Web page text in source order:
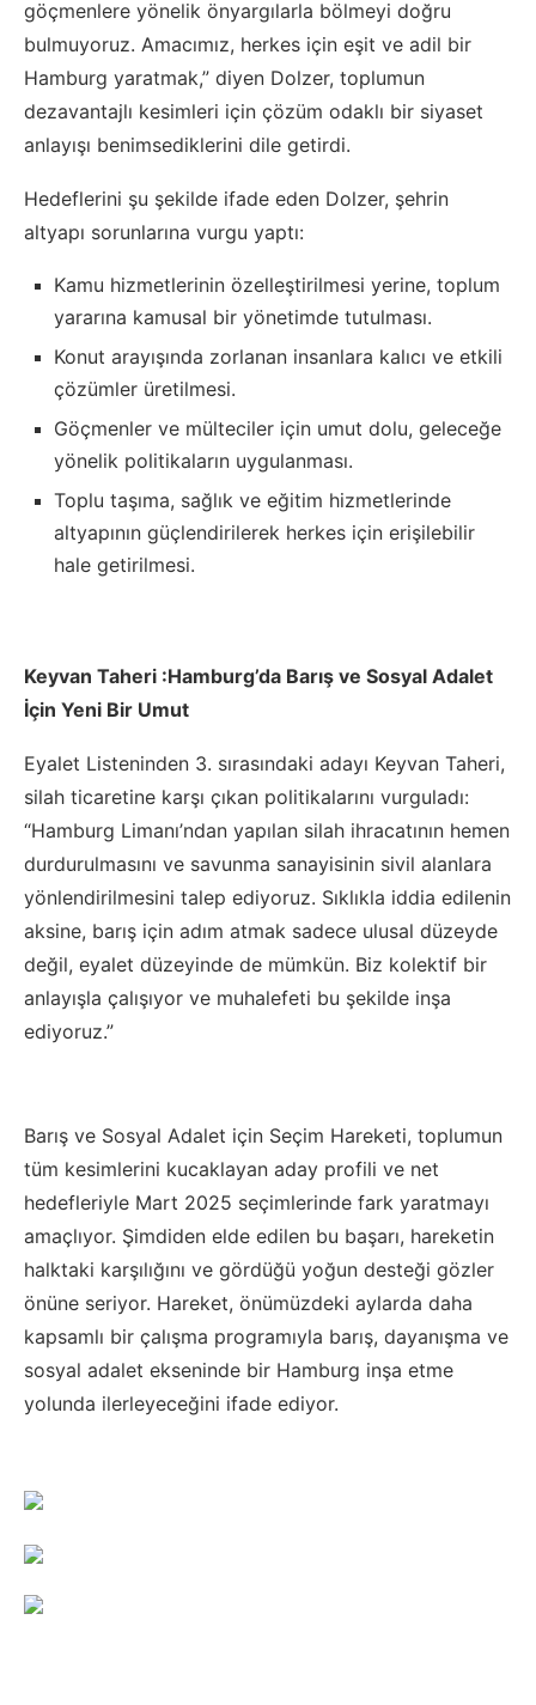
göçmenlere yönelik önyargılarla bölmeyi doğru
bulmuyoruz. Amacımız, herkes için eşit ve adil bir
Hamburg yaratmak,” diyen Dolzer, toplumun
dezavantajlı kesimleri için çözüm odaklı bir siyaset
anlayışı benimsediklerini dile getirdi.
Hedeflerini şu şekilde ifade eden Dolzer, şehrin
altyapı sorunlarına vurgu yaptı:
Kamu hizmetlerinin özelleştirilmesi yerine, toplum
yararına kamusal bir yönetimde tutulması.
Konut arayışında zorlanan insanlara kalıcı ve etkili
çözümler üretilmesi.
Göçmenler ve mülteciler için umut dolu, geleceğe
yönelik politikaların uygulanması.
Toplu taşıma, sağlık ve eğitim hizmetlerinde
altyapının güçlendirilerek herkes için erişilebilir
hale getirilmesi.
Keyvan Taheri :Hamburg’da Barış ve Sosyal Adalet
İçin Yeni Bir Umut
Eyalet Listeninden 3. sırasındaki adayı Keyvan Taheri,
silah ticaretine karşı çıkan politikalarını vurguladı:
“Hamburg Limanı’ndan yapılan silah ihracatının hemen
durdurulmasını ve savunma sanayisinin sivil alanlara
yönlendirilmesini talep ediyoruz. Sıklıkla iddia edilenin
aksine, barış için adım atmak sadece ulusal düzeyde
değil, eyalet düzeyinde de mümkün. Biz kolektif bir
anlayışla çalışıyor ve muhalefeti bu şekilde inşa
ediyoruz.”
Barış ve Sosyal Adalet için Seçim Hareketi, toplumun
tüm kesimlerini kucaklayan aday profili ve net
hedefleriyle Mart 2025 seçimlerinde fark yaratmayı
amaçlıyor. Şimdiden elde edilen bu başarı, hareketin
halktaki karşılığını ve gördüğü yoğun desteği gözler
önüne seriyor. Hareket, önümüzdeki aylarda daha
kapsamlı bir çalışma programıyla barış, dayanışma ve
sosyal adalet ekseninde bir Hamburg inşa etme
yolunda ilerleyeceğini ifade ediyor.